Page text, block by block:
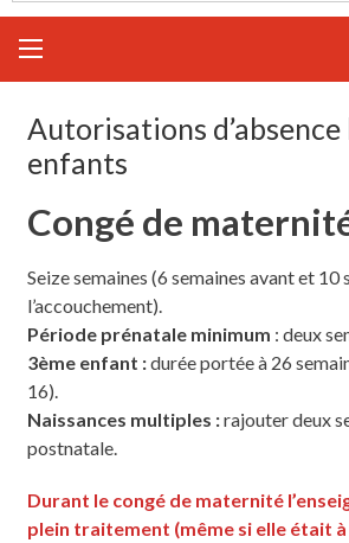
Autorisations d’absence
enfants
Congé de
Seize semaines (6 semaines avant et 10
l’accouchement).
Période prénatale minimum : deux
3ème enfant :durée portée à 26
16).
Naissances multiples :rajouter deux
postnatale.
Durant le congé de maternité
plein traitement (même si elle était